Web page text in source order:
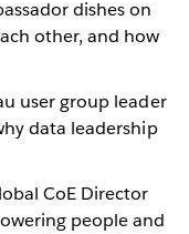
dishes on
other, and how
user group leader
data leadership
CoE Director
people and